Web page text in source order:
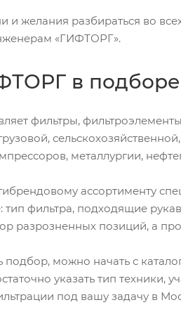
и желания разбираться во
«ГИФТОРГ».
в подборе
фильтры,
металлургии,
ассортименту
тип фильтра, подходящие
разрозненных позиций, а
подбор, можно начать с
указать тип техники,
под вашу задачу в